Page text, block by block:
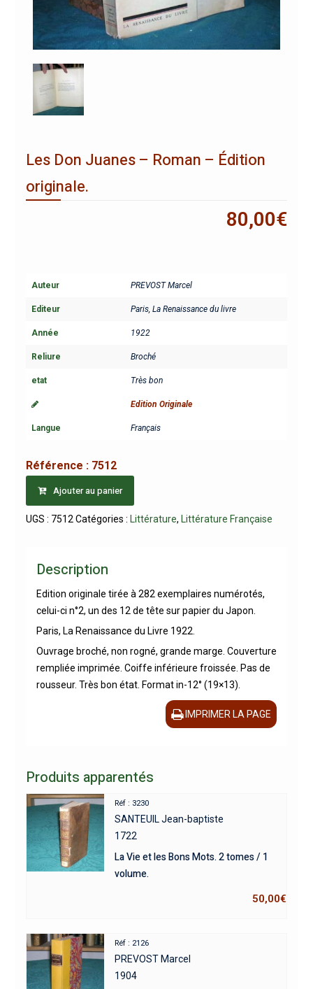
Les Don Juanes – Roman – Édition
originale.
80,00€
Auteur PREVOST Marcel
Editeur Paris, La Renaissance du livre
Année 1922
Reliure Broché
etat Très bon
Edition Originale
Langue Français
Référence : 7512
Ajouter au panier
UGS : 7512 Catégories : Littérature, Littérature Française
Description
Edition originale tirée à 282 exemplaires numérotés,
celui-ci n°2, un des 12 de tête sur papier du Japon.
Paris, La Renaissance du Livre 1922.
Ouvrage broché, non rogné, grande marge. Couverture
rempliée imprimée. Coiffe inférieure froissée. Pas de
rousseur. Très bon état. Format in-12° (19×13).
IMPRIMER LA PAGE
Produits apparentés
Réf : 3230
SANTEUIL Jean-baptiste
1722
La Vie et les Bons Mots. 2 tomes / 1
volume.
50,00€
Réf : 2126
PREVOST Marcel
1904